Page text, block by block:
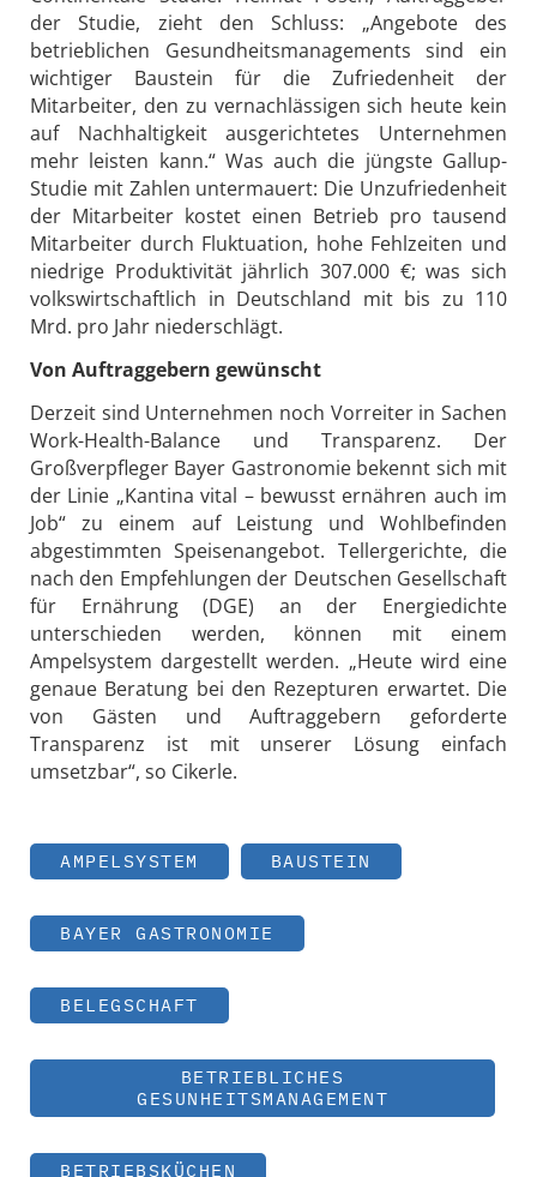
der Studie, zieht den Schluss: „Angebote des
betrieblichen Gesundheitsmanagements sind ein
wichtiger Baustein für die Zufriedenheit der
Mitarbeiter, den zu vernachlässigen sich heute kein
auf Nachhaltigkeit ausgerichtetes Unternehmen
mehr leisten kann.“ Was auch die jüngste Gallup-
Studie mit Zahlen untermauert: Die Unzufriedenheit
der Mitarbeiter kostet einen Betrieb pro tausend
Mitarbeiter durch Fluktuation, hohe Fehlzeiten und
niedrige Produktivität jährlich 307.000 €; was sich
volkswirtschaftlich in Deutschland mit bis zu 110
Mrd. pro Jahr niederschlägt.
Von Auftraggebern gewünscht
Derzeit sind Unternehmen noch Vorreiter in Sachen
Work-Health-Balance und Transparenz. Der
Großverpfleger Bayer Gastronomie bekennt sich mit
der Linie „Kantina vital – bewusst ernähren auch im
Job“ zu einem auf Leistung und Wohlbefinden
abgestimmten Speisenangebot. Tellergerichte, die
nach den Empfehlungen der Deutschen Gesellschaft
für Ernährung (DGE) an der Energiedichte
unterschieden werden, können mit einem
Ampelsystem dargestellt werden. „Heute wird eine
genaue Beratung bei den Rezepturen erwartet. Die
von Gästen und Auftraggebern geforderte
Transparenz ist mit unserer Lösung einfach
umsetzbar“, so Cikerle.
AMPELSYSTEM BAUSTEIN
BAYER GASTRONOMIE
BELEGSCHAFT
BETRIEBLICHES
GESUNHEITSMANAGEMENT
BETRIEBSKÜCHEN